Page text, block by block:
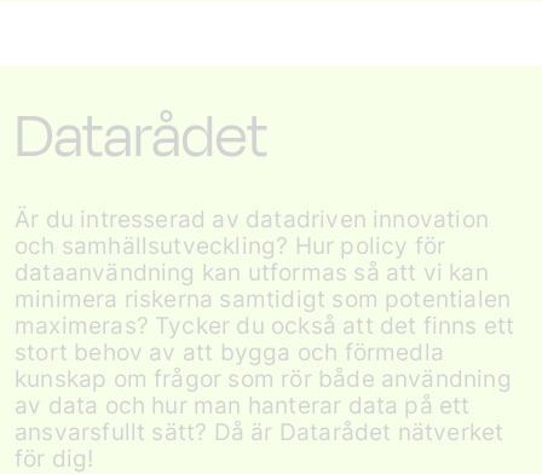
Datarådet
Är du intresserad av datadriven innovation
och samhällsutveckling? Hur policy för
dataanvändning kan utformas så att vi kan
minimera riskerna samtidigt som potentialen
maximeras? Tycker du också att det finns ett
stort behov av att bygga och förmedla
kunskap om frågor som rör både användning
av data och hur man hanterar data på ett
ansvarsfullt sätt? Då är Datarådet nätverket
för dig!